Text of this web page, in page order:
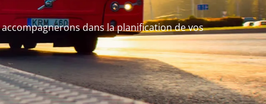
dans la planification de vos